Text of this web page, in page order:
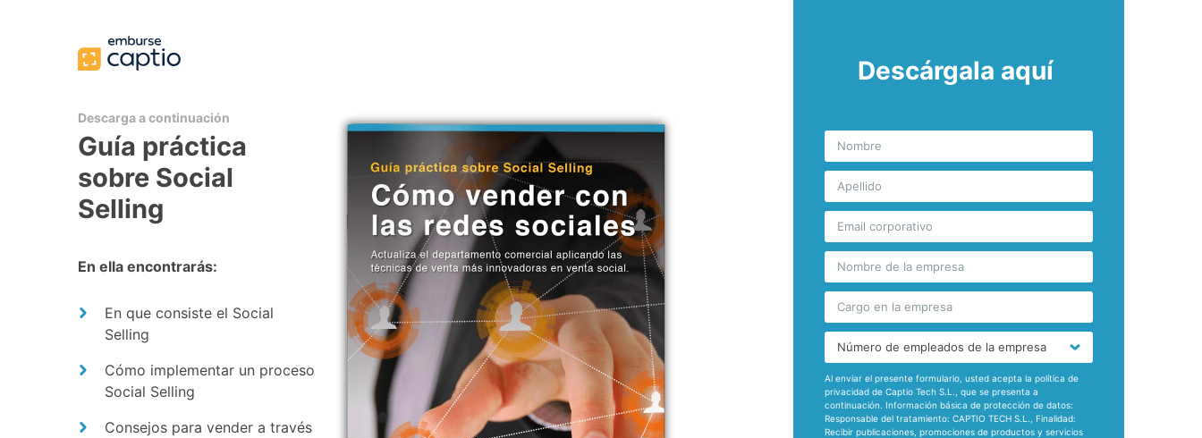
Descarga a continuación
Guía práctica
sobre Social
Selling
En ella encontrarás:
En que consiste el Social
Selling
Cómo implementar un proceso
Social Selling
Consejos para vender a través
Descárgala aquí
Al enviar el presente formulario, usted acepta la política de
privacidad de Captio Tech S.L., que se presenta a
continuación. Información básica de protección de datos:
Responsable del tratamiento: CAPTIO TECH S.L., Finalidad:
Recibir publicaciones, promociones de productos y servicios